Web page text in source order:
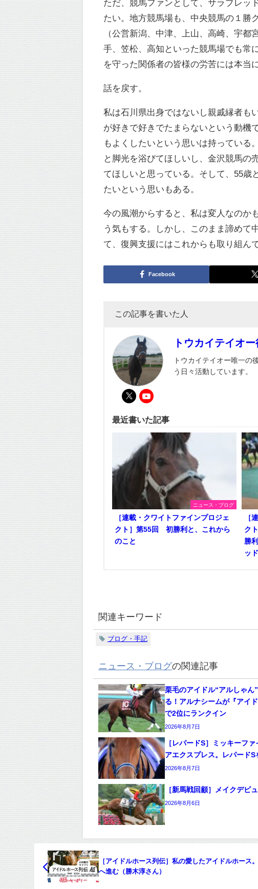
ただ、競馬ファンとして、サラブレッ
たい。地方競馬場も、中央競馬の１勝
（公営新潟、中津、上山、高崎、宇
手、笠松、高知といった競馬場でも常
を守った関係者の皆様の労苦には本当
話を戻す。
私は石川県出身ではないし親戚縁者も
が好きで好きでたまらないという動機
もよくしたいという思いは持っている
と脚光を浴びてほしいし、金沢競馬の
てほしいと思っている。そして、55歳
たいという思いもある。
今の風潮からすると、私は変人なのか
う気もする。しかし、このまま諦めて
て、復興支援にはこれからも取り組ん
Facebook
この記事を書いた人
トウカイテイオ
トウカイテイオー唯一の
う日々活動しています。
最近書いた記事
ニュース・ブログ
［連載・クワイトファインプロジェ
クト］第55回 初勝利と、これから
のこと
［
ク
勝
ッ
関連キーワード
ブログ・手記
ニュース・ブログの関連記事
栗毛のアイドル“アルしゃん
る！アルナシームが『アイ
で2位にランクイン
2026年8月7日
［レパードS］ミッキーフ
アエクスプレス。レパードS
2026年8月7日
［新馬戦回顧］メイクデビ
2026年8月6日
［アイドルホース列伝］私の愛したアイドルホース
へ進む（勝木淳さん）